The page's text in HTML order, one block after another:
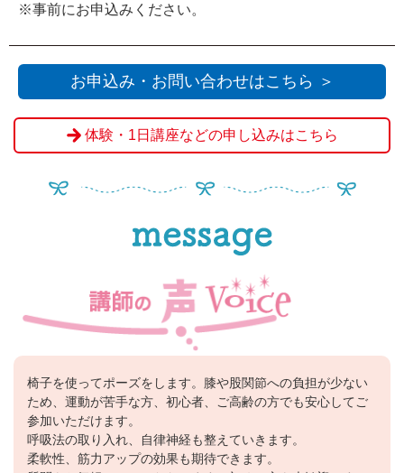
※事前にお申込みください。
お申込み・お問い合わせはこちら ＞
体験・1日講座などの申し込みはこちら
椅子を使ってポーズをします。膝や股関節への負担が少ない
ため、運動が苦手な方、初心者、ご高齢の方でも安心してご
参加いただけます。
呼吸法の取り入れ、自律神経も整えていきます。
柔軟性、筋力アップの効果も期待できます。